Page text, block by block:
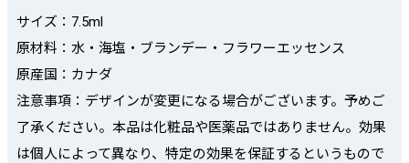
サイズ：7.5ml
原材料：水・海塩・ブランデー・フラワーエッセンス
原産国：カナダ
注意事項：デザインが変更になる場合がございます。予めご
了承ください。本品は化粧品や医薬品ではありません。効果
は個人によって異なり、特定の効果を保証するというもので